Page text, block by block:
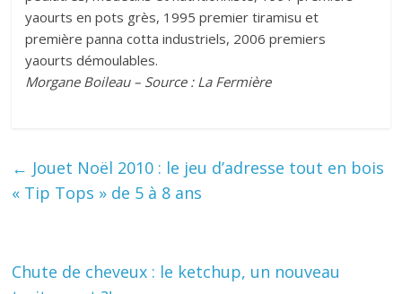
yaourts en pots grès, 1995 premier tiramisu et
première panna cotta industriels, 2006 premiers
yaourts démoulables.
Morgane Boileau – Source : La Fermière
← Jouet Noël 2010 : le jeu d’adresse tout en bois
« Tip Tops » de 5 à 8 ans
Chute de cheveux : le ketchup, un nouveau